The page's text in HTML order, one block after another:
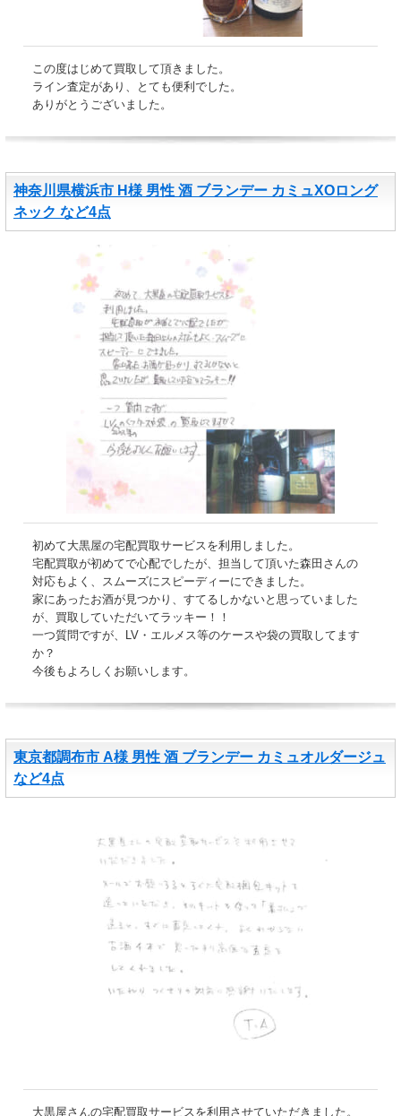
この度はじめて買取して頂きました。
ライン査定があり、とても便利でした。
ありがとうございました。
神奈川県横浜市 H様 男性 酒 ブランデー カミュXOロング
ネック など4点
初めて大黒屋の宅配買取サービスを利用しました。
宅配買取が初めてで心配でしたが、担当して頂いた森田さんの
対応もよく、スムーズにスピーディーにできました。
家にあったお酒が見つかり、すてるしかないと思っていました
が、買取していただいてラッキー！！
一つ質問ですが、LV・エルメス等のケースや袋の買取してます
か？
今後もよろしくお願いします。
東京都調布市 A様 男性 酒 ブランデー カミュオルダージュ
など4点
大黒屋さんの宅配買取サービスを利用させていただきました。